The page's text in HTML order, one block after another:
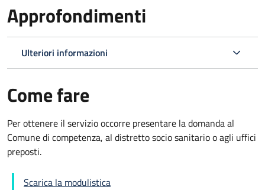
Approfondimenti
Ulteriori informazioni
Come fare
Per ottenere il servizio occorre presentare la domanda al
Comune di competenza, al distretto socio sanitario o agli uffici
preposti.
Scarica la modulistica